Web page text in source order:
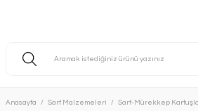
Anasayfa Sarf Malzemeleri Sarf-Mürekkep